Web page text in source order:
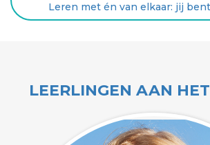
Leren met én van elkaar: jij
LEERLINGEN AAN